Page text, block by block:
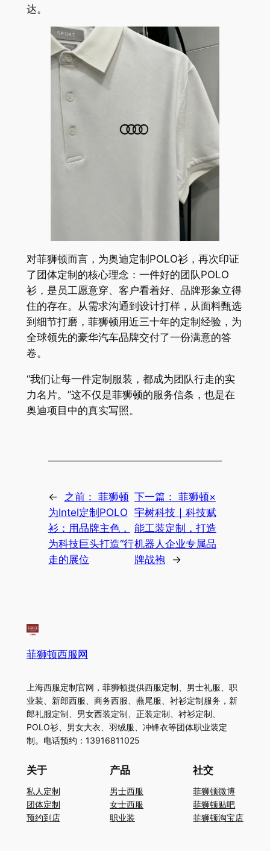
达。
对菲狮顿而言，为奥迪定制POLO衫，再次印证
了团体定制的核心理念：一件好的团队POLO
衫，是员工愿意穿、客户看着好、品牌形象立得
住的存在。从需求沟通到设计打样，从面料甄选
到细节打磨，菲狮顿用近三十年的定制经验，为
全球领先的豪华汽车品牌交付了一份满意的答
卷。
“我们让每一件定制服装，都成为团队行走的实
力名片。”这不仅是菲狮顿的服务信条，也是在
奥迪项目中的真实写照。
← 之前： 菲狮顿
为Intel定制POLO
衫：用品牌主色，
为科技巨头打造“行
走的展位
下一篇： 菲狮顿×
宇树科技｜科技赋
能工装定制，打造
机器人企业专属品
牌战袍
→
菲狮顿西服网
上海西服定制官网，菲狮顿提供西服定制、男士礼服、职
业装、新郎西服、商务西服、燕尾服、衬衫定制服务，新
郎礼服定制、男女西装定制、正装定制、衬衫定制、
POLO衫、男女大衣、羽绒服、冲锋衣等团体职业装定
制。电话预约：13916811025
关于
私人定制
团体定制
预约到店
产品
男士西服
女士西服
职业装
社交
菲狮顿微博
菲狮顿贴吧
菲狮顿淘宝店